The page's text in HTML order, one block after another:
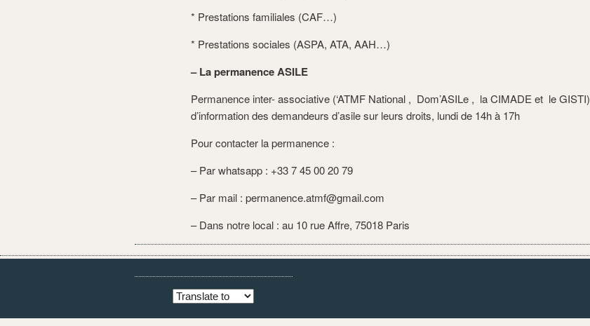
* Prestations familiales (CAF…)
* Prestations sociales (ASPA, ATA, AAH…)
– La permanence ASILE
Permanence inter- associative (‘ATMF National , Dom’ASILe , la CIMADE et le GISTI)
d’information des demandeurs d’asile sur leurs droits, lundi de 14h à 17h
Pour contacter la permanence :
– Par whatsapp : +33 7 45 00 20 79
– Par mail : permanence.atmf@gmail.com
– Dans notre local : au 10 rue Affre, 75018 Paris